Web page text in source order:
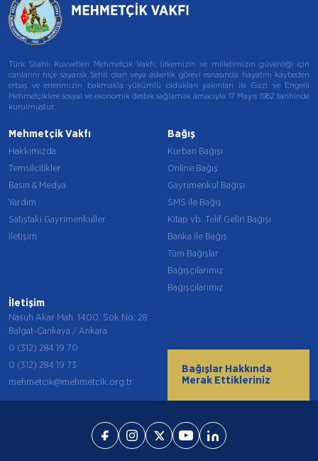
Türk Silahlı Kuvvetleri Mehmetçik Vakfı, ülkemizin ve milletimizin güvenliği için
canlarını hiçe sayarak Şehit olan veya askerlik görevi esnasında hayatını kaybeden
erbaş ve erlerimizin bakmakla yükümlü oldukları yakınları ile Gazi ve Engelli
Mehmetçiklere sosyal ve ekonomik destek sağlamak amacıyla 17 Mayıs 1982 tarihinde
kurulmuştur.
Mehmetçik Vakfı
Hakkımızda
Temsilcilikler
Basın & Medya
Yardım
Satıştaki Gayrimenkuller
İletişim
Bağış
Kurban Bağışı
Online Bağış
Gayrimenkul Bağışı
SMS ile Bağış
Kitap vb. Telif Geliri Bağışı
Banka ile Bağış
Tüm Bağışlar
Bağışçılarımız
Bağışçılarımız
İletişim
Nasuh Akar Mah. 1400. Sok No: 28
Balgat-Çankaya / Ankara
0 (312) 284 19 70
0 (312) 284 19 73
mehmetcik@mehmetcik.org.tr
Bağışlar Hakkında
Merak Ettikleriniz